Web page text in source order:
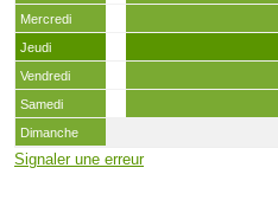
Mercredi
Jeudi
Vendredi
Samedi
Dimanche
Signaler une erreur